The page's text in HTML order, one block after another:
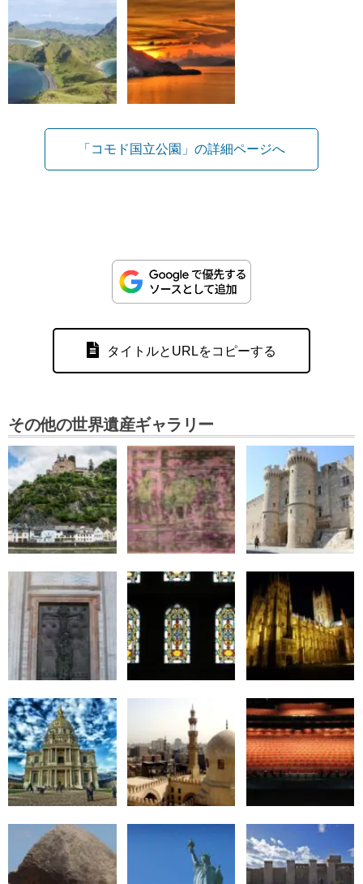
「コモド国立公園」の詳細ページへ
タイトルとURLをコピーする
その他の世界遺産ギャラリー